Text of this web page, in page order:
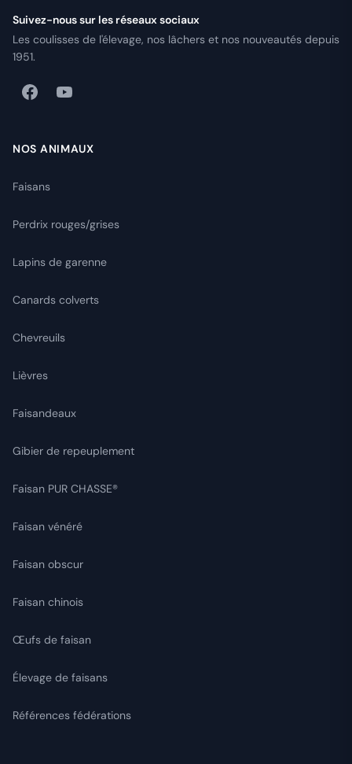
Suivez-nous sur les réseaux sociaux
Les coulisses de l'élevage, nos lâchers et nos nouveautés depuis
1951.
NOS ANIMAUX
Faisans
Perdrix rouges/grises
Lapins de garenne
Canards colverts
Chevreuils
Lièvres
Faisandeaux
Gibier de repeuplement
Faisan PUR CHASSE®
Faisan vénéré
Faisan obscur
Faisan chinois
Œufs de faisan
Élevage de faisans
Références fédérations